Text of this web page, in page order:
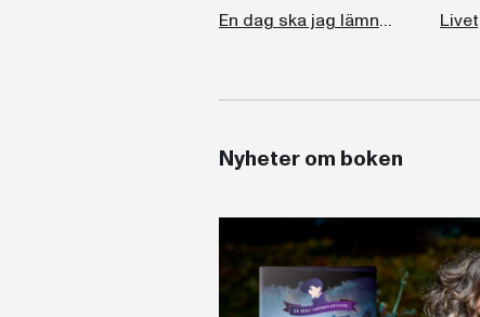
En dag ska jag lämna allt det här
Nyheter om boken